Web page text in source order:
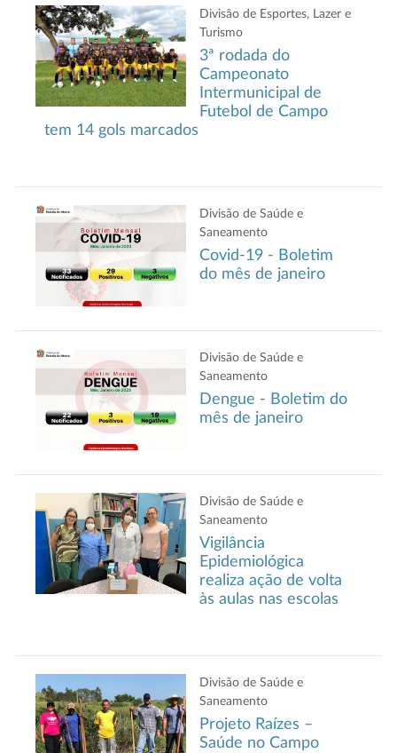
Divisão de Esportes, Lazer e
Turismo
3ª rodada do
Campeonato
Intermunicipal de
Futebol de Campo
tem 14 gols marcados
Divisão de Saúde e
Saneamento
Covid-19 - Boletim
do mês de janeiro
Divisão de Saúde e
Saneamento
Dengue - Boletim do
mês de janeiro
Divisão de Saúde e
Saneamento
Vigilância
Epidemiológica
realiza ação de volta
às aulas nas escolas
Divisão de Saúde e
Saneamento
Projeto Raízes –
Saúde no Campo